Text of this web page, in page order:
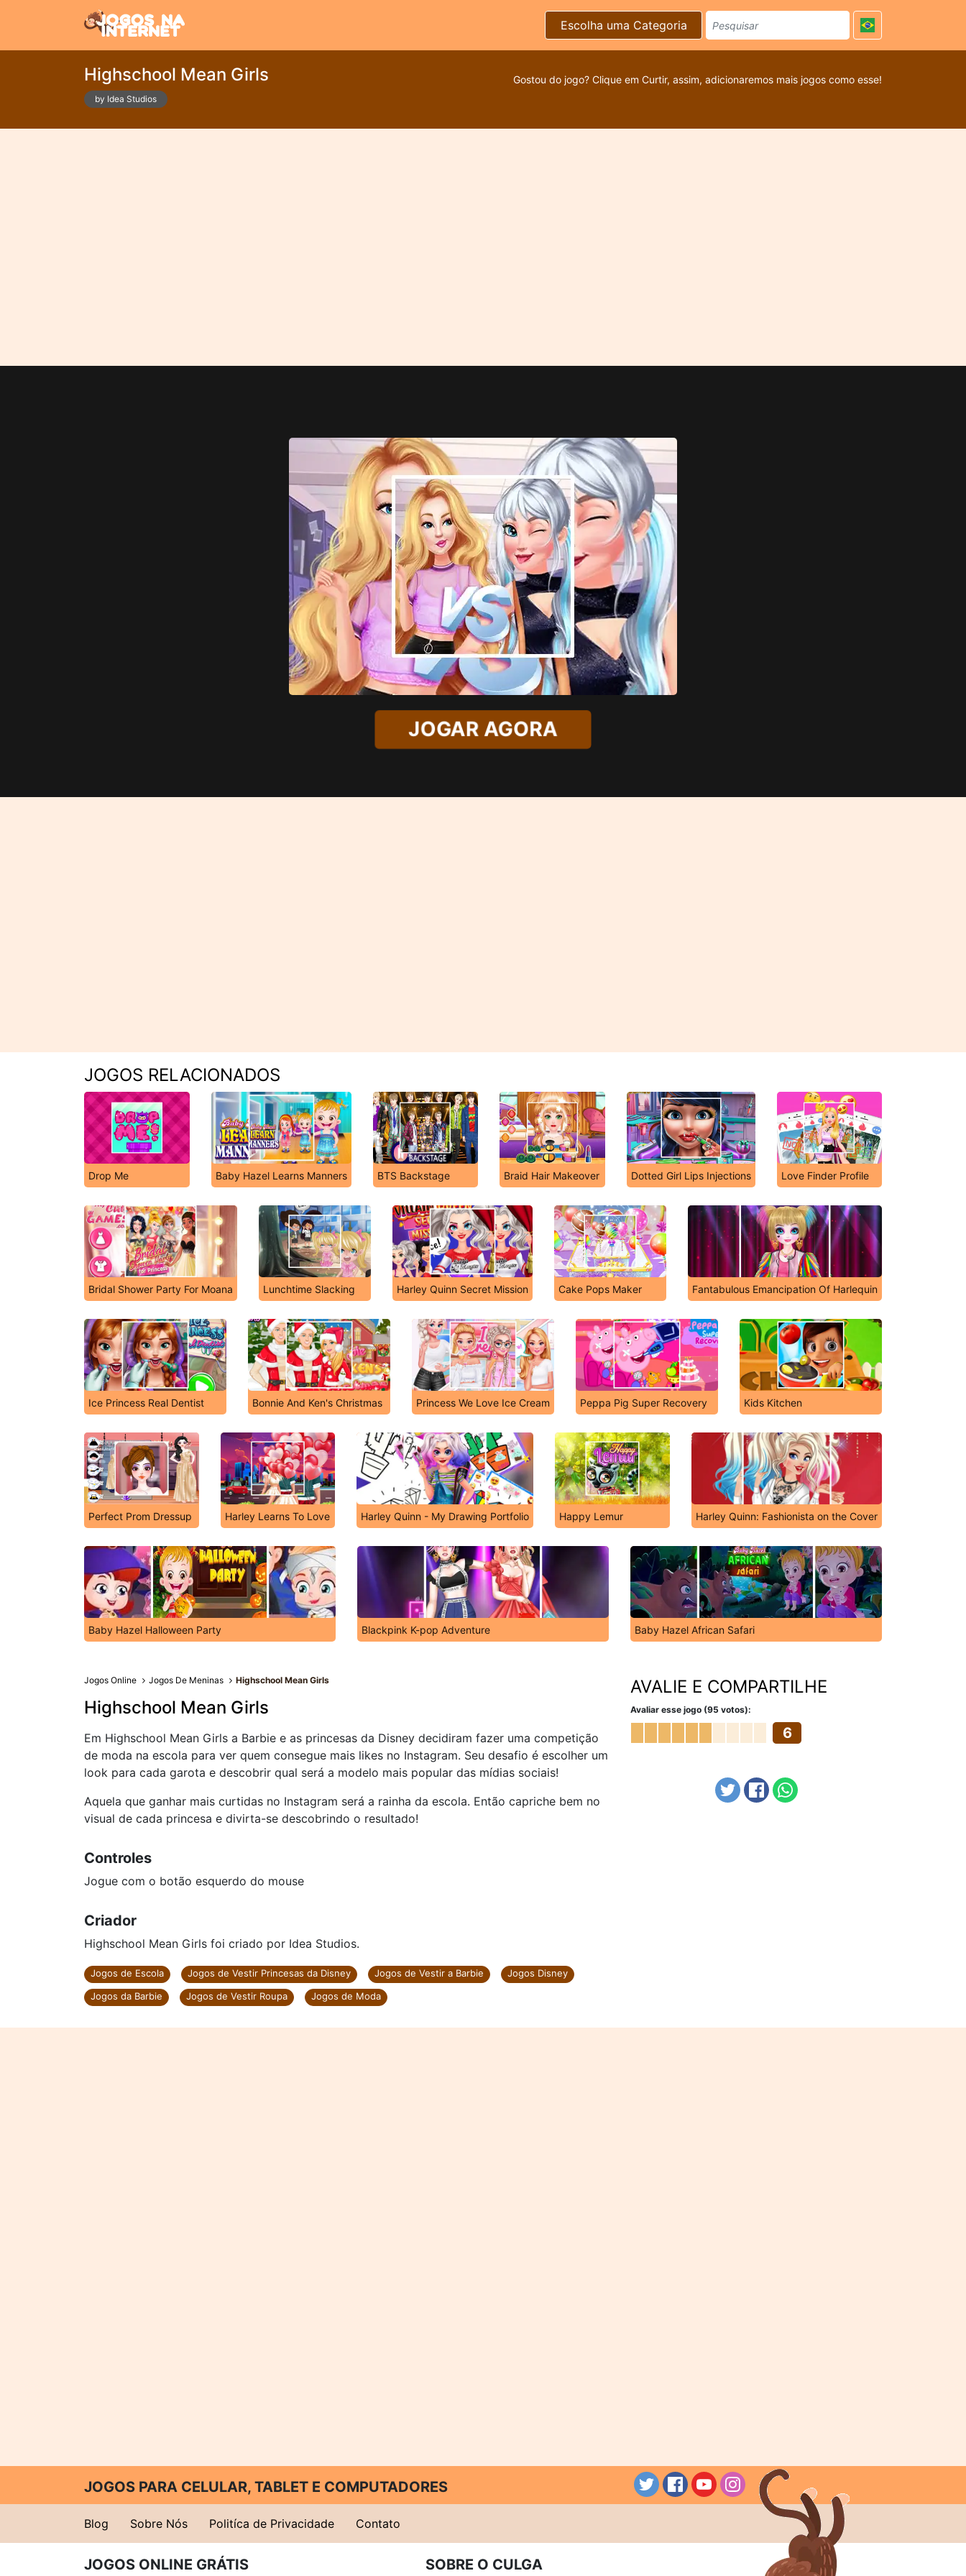
Escolha uma Categoria
Highschool Mean Girls
by Idea Studios
Gostou do jogo? Clique em Curtir, assim, adicionaremos mais jogos como esse!
JOGAR AGORA
JOGOS RELACIONADOS
Drop Me Baby Hazel Learns Manners BTS Backstage Braid Hair Makeover Dotted Girl Lips Injections Love Finder Profile
Bridal Shower Party For Moana Lunchtime Slacking Harley Quinn Secret Mission Cake Pops Maker Fantabulous Emancipation Of Harlequin
Ice Princess Real Dentist Bonnie And Ken's Christmas Princess We Love Ice Cream Peppa Pig Super Recovery Kids Kitchen
Perfect Prom Dressup Harley Learns To Love Harley Quinn - My Drawing Portfolio Happy Lemur Harley Quinn: Fashionista on the Cover
Baby Hazel Halloween Party Blackpink K-pop Adventure Baby Hazel African Safari
Jogos Online Jogos De Meninas Highschool Mean Girls
Highschool Mean Girls
Em Highschool Mean Girls a Barbie e as princesas da Disney decidiram fazer uma competição
de moda na escola para ver quem consegue mais likes no Instagram. Seu desafio é escolher um
look para cada garota e descobrir qual será a modelo mais popular das mídias sociais!
Aquela que ganhar mais curtidas no Instagram será a rainha da escola. Então capriche bem no
visual de cada princesa e divirta-se descobrindo o resultado!
Controles
Jogue com o botão esquerdo do mouse
Criador
Highschool Mean Girls foi criado por Idea Studios.
Jogos de Escola Jogos de Vestir Princesas da Disney Jogos de Vestir a Barbie
Jogos Disney
Jogos da Barbie
Jogos de Vestir Roupa Jogos de Moda
AVALIE E COMPARTILHE
Avaliar esse jogo (95 votos):
6
JOGOS PARA CELULAR, TABLET E COMPUTADORES
Blog Sobre Nós Politíca de Privacidade Contato
JOGOS ONLINE GRÁTIS SOBRE O CULGA